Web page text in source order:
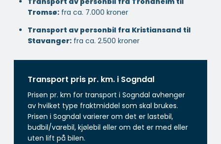
Tromsø: fra ca. 7.000 kroner
Transport av personbil fra Kristiansand til
Stavanger: fra ca. 2.500 kroner
Transport pris pr. km. i Sogndal
Prisen pr. km for transport i Sogndal avhenger
av hvilket type fraktmiddel som skal brukes.
Prisen i Sogndal varierer om det er lastebil,
budbil/varebil, kjølebil eller om det er med eller
uten lift på bilen.